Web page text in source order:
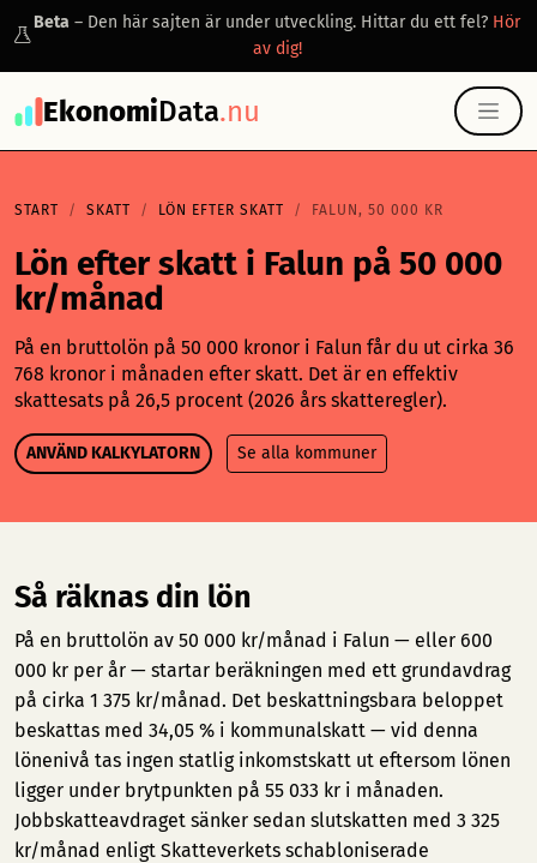
Beta – Den här sajten är under utveckling. Hittar du ett fel? Hör
av dig!
EkonomiData.nu
START SKATT LÖN EFTER SKATT FALUN, 50 000 KR
Lön efter skatt i Falun på 50 000
kr/månad
På en bruttolön på 50 000 kronor i Falun får du ut cirka 36
768 kronor i månaden efter skatt. Det är en effektiv
skattesats på 26,5 procent (2026 års skatteregler).
ANVÄND KALKYLATORN Se alla kommuner
Så räknas din lön
På en bruttolön av 50 000 kr/månad i Falun — eller 600
000 kr per år — startar beräkningen med ett grundavdrag
på cirka 1 375 kr/månad. Det beskattningsbara beloppet
beskattas med 34,05 % i kommunalskatt — vid denna
lönenivå tas ingen statlig inkomstskatt ut eftersom lönen
ligger under brytpunkten på 55 033 kr i månaden.
Jobbskatteavdraget sänker sedan slutskatten med 3 325
kr/månad enligt Skatteverkets schabloniserade